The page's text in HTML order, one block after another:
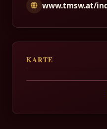
www.tmsw.at/
KARTE